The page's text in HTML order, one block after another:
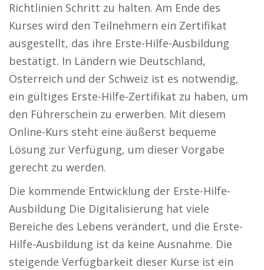
Richtlinien Schritt zu halten. Am Ende des
Kurses wird den Teilnehmern ein Zertifikat
ausgestellt, das ihre Erste-Hilfe-Ausbildung
bestätigt. In Ländern wie Deutschland,
Österreich und der Schweiz ist es notwendig,
ein gültiges Erste-Hilfe-Zertifikat zu haben, um
den Führerschein zu erwerben. Mit diesem
Online-Kurs steht eine äußerst bequeme
Lösung zur Verfügung, um dieser Vorgabe
gerecht zu werden.
Die kommende Entwicklung der Erste-Hilfe-
Ausbildung Die Digitalisierung hat viele
Bereiche des Lebens verändert, und die Erste-
Hilfe-Ausbildung ist da keine Ausnahme. Die
steigende Verfügbarkeit dieser Kurse ist ein